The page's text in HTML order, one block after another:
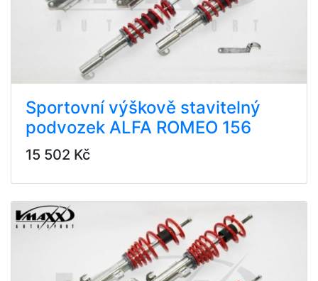
Sportovní výškově stavitelný
podvozek ALFA ROMEO 156
15 502 Kč